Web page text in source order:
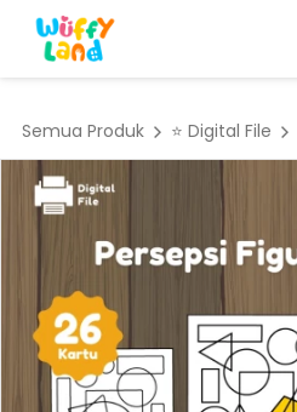
Semua Produk ⭐ Digital File